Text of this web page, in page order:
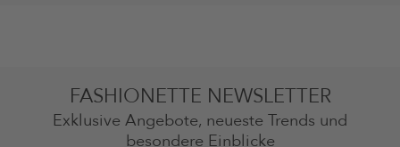
FASHIONETTE NEWSLETTER
Exklusive Angebote, neueste Trends und
besondere Einblicke